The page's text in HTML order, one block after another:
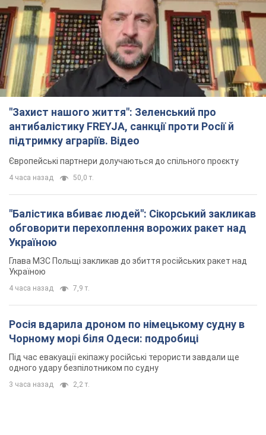
"Захист нашого життя": Зеленський про
антибалістику FREYJA, санкції проти Росії й
підтримку аграріїв. Відео
Європейські партнери долучаються до спільного проєкту
4 часа назад 50,0 т.
"Балістика вбиває людей": Сікорський закликав
обговорити перехоплення ворожих ракет над
Україною
Глава МЗС Польщі закликав до збиття російських ракет над
Україною
4 часа назад 7,9 т.
Росія вдарила дроном по німецькому судну в
Чорному морі біля Одеси: подробиці
Під час евакуації екіпажу російські терористи завдали ще
одного удару безпілотником по судну
3 часа назад 2,2 т.